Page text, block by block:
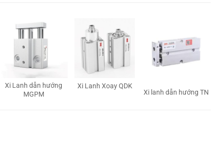
Xi Lanh dẫn hướng
MGPM
Xi Lanh Xoay QDK
Xi lanh dẫn hướng TN